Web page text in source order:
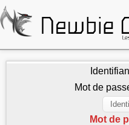
Mot de
Mot de